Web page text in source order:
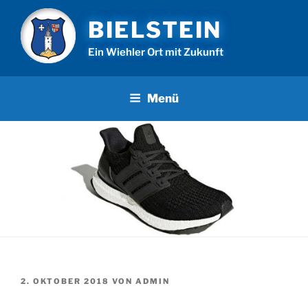
Inhalt
springen
BIELSTEIN
Ein Wiehler Ort mit Zukunft
Menü
VERÖFFENTLICHT
2. OKTOBER 2018 VON ADMIN